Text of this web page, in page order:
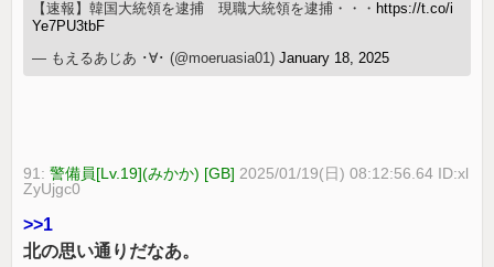
【速報】韓国大統領を逮捕 現職大統領を逮捕・・・ https://t.co/i
Ye7PU3tbF
— もえるあじあ ･∀･ (@moeruasia01)January 18, 2025
91:警備員[Lv.19](みかか) [GB] 2025/01/19(日) 08:12:56.64 ID:xl
ZyUjgc0
>>1
北の思い通りだなあ。